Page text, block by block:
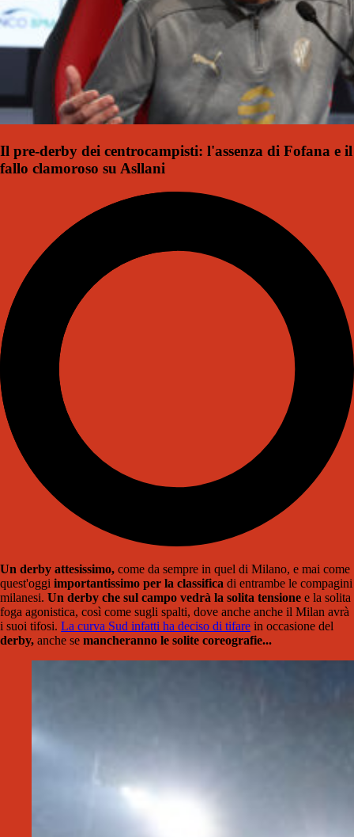
Il pre-derby dei centrocampisti: l'assenza di Fofana e il
fallo clamoroso su Asllani
Un derby attesissimo, come da sempre in quel di Milano, e mai come
quest'oggi importantissimo per la classifica di entrambe le compagini
milanesi. Un derby che sul campo vedrà la solita tensione e la solita
foga agonistica, così come sugli spalti, dove anche anche il Milan avrà
i suoi tifosi. La curva Sud infatti ha deciso di tifare in occasione del
derby, anche se mancheranno le solite coreografie...